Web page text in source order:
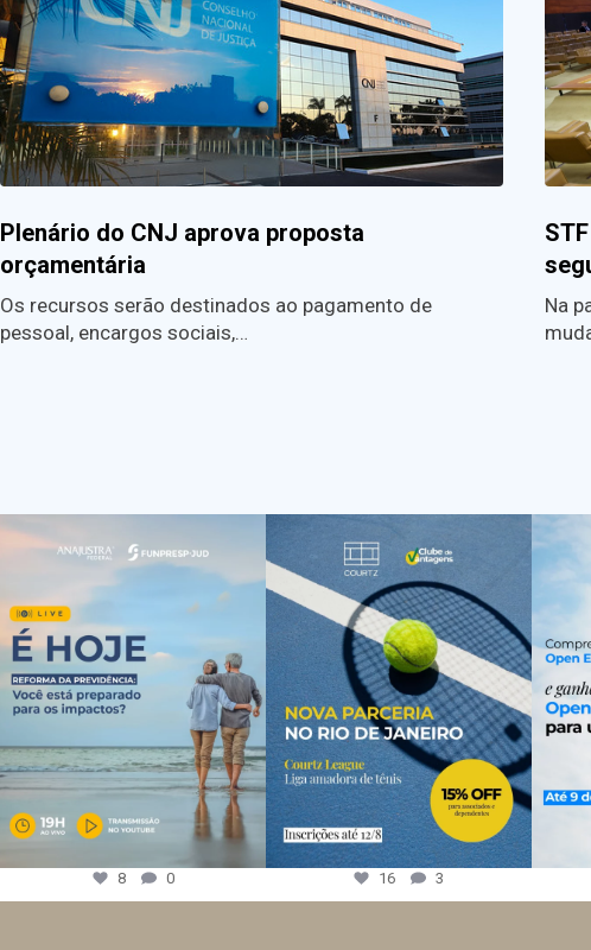
Plenário do CNJ aprova proposta
orçamentária
Os recursos serão destinados ao pagamento de
pessoal, encargos sociais,…
Na
8 0 16 3